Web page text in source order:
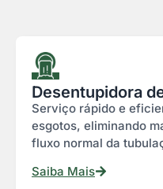
Desentupidora
Serviço rápido e
esgotos, eliminando
fluxo normal da
Saiba Mais